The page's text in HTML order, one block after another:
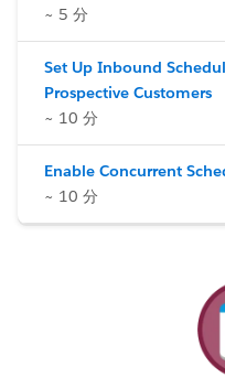
~ 5 分
Set Up Inbound
Prospective Customers
~ 10 分
Enable Concurrent
~ 10 分